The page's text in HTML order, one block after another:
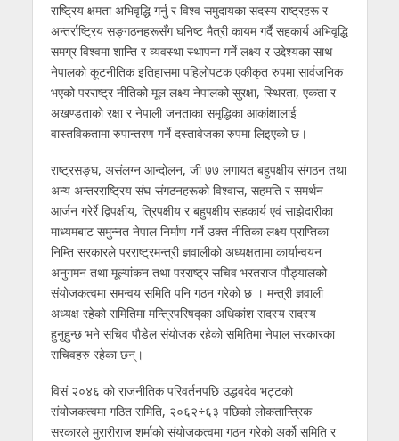
राष्ट्रिय क्षमता अभिवृद्धि गर्नु र विश्व समुदायका सदस्य राष्ट्रहरू र
अन्तर्राष्ट्रिय सङ्गठनहरूसँग घनिष्ट मैत्री कायम गर्दै सहकार्य अभिवृद्धि
समग्र विश्वमा शान्ति र व्यवस्था स्थापना गर्ने लक्ष्य र उद्देश्यका साथ
नेपालको कूटनीतिक इतिहासमा पहिलोपटक एकीकृत रुपमा सार्वजनिक
भएको परराष्ट्र नीतिको मूल लक्ष्य नेपालको सुरक्षा, स्थिरता, एकता र
अखण्डताको रक्षा र नेपाली जनताका समृद्धिका आकांक्षालाई
वास्तविकतामा रुपान्तरण गर्ने दस्तावेजका रुपमा लिइएको छ।
राष्ट्रसङ्घ, असंलग्न आन्दोलन, जी ७७ लगायत बहुपक्षीय संगठन तथा
अन्य अन्तरराष्ट्रिय संघ-संगठनहरूको विश्वास, सहमति र समर्थन
आर्जन गरेर्रे द्विपक्षीय, त्रिपक्षीय र बहुपक्षीय सहकार्य एवं साझेदारीका
माध्यमबाट समुन्नत नेपाल निर्माण गर्ने उक्त नीतिका लक्ष्य प्राप्तिका
निम्ति सरकारले परराष्ट्रमन्त्री ज्ञवालीको अध्यक्षतामा कार्यान्वयन
अनुगमन तथा मूल्यांकन तथा परराष्ट्र सचिव भरतराज पौड्यालको
संयोजकत्वमा समन्वय समिति पनि गठन गरेको छ । मन्त्री ज्ञवाली
अध्यक्ष रहेको समितिमा मन्त्रिपरिषद्का अधिकांश सदस्य सदस्य
हुनुहुन्छ भने सचिव पौडेल संयोजक रहेको समितिमा नेपाल सरकारका
सचिवहरु रहेका छन्।
विसं २०४६ को राजनीतिक परिवर्तनपछि उद्धवदेव भट्टको
संयोजकत्वमा गठित समिति, २०६२÷६३ पछिको लोकतान्त्रिक
सरकारले मुरारीराज शर्माको संयोजकत्वमा गठन गरेको अर्को समिति र